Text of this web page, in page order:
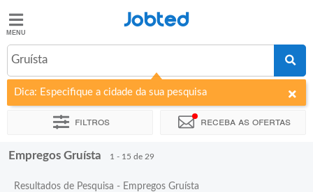
Jobted
Empregos
Jobted
Gruísta
Dica: Especifique a cidade da sua pesquisa
Filtros Receba as ofertas
Ordenar por Empresa
Empregos Gruísta 1 - 15 de 29
Resultados de Pesquisa - Empregos Gruísta